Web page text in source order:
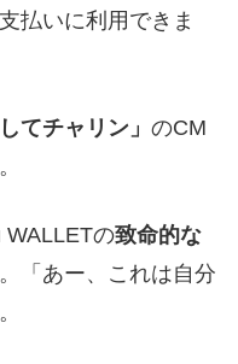
払いに利用できま
てチャリン」 のCM
WALLETの致命的な
「あー、これは自分